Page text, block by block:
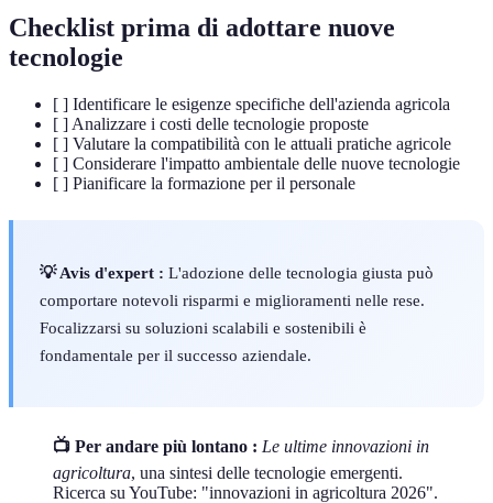
Checklist prima di adottare nuove
tecnologie
[ ] Identificare le esigenze specifiche dell'azienda agricola
[ ] Analizzare i costi delle tecnologie proposte
[ ] Valutare la compatibilità con le attuali pratiche agricole
[ ] Considerare l'impatto ambientale delle nuove tecnologie
[ ] Pianificare la formazione per il personale
💡 Avis d'expert : L'adozione delle tecnologia giusta può
comportare notevoli risparmi e miglioramenti nelle rese.
Focalizzarsi su soluzioni scalabili e sostenibili è
fondamentale per il successo aziendale.
📺 Per andare più lontano : Le ultime innovazioni in
agricoltura, una sintesi delle tecnologie emergenti.
Ricerca su YouTube: "innovazioni in agricoltura 2026".